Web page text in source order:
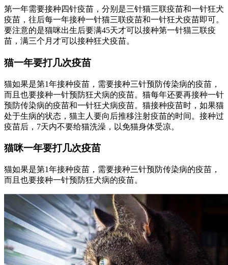
第一年需要接种四针疫苗，分别是三针猫三联疫苗和一针狂犬
疫苗，往后每一年接种一针猫三联疫苗和一针狂犬疫苗即可。
要注意的是猫咪出生后要满45天才可以接种第一针猫三联疫
苗，满三个月才可以接种狂犬疫苗。
猫一年要打几次疫苗
猫如果是第1年接种疫苗，需要接种三针预防传染病的疫苗，
而且也要接种一针预防狂犬病的疫苗。猫每年还要再接种一针
预防传染病的疫苗和一针狂犬病疫苗。猫接种疫苗时，如果猫
处于生病的状态，猫主人要向后推移注射疫苗的时间。接种过
疫苗后，7天内不要给猫洗澡，以免猫身体受凉。
猫咪一年要打几次疫苗
猫如果是第1年接种疫苗，需要接种三针预防传染病的疫苗，
而且也要接种一针预防狂犬病的疫苗。